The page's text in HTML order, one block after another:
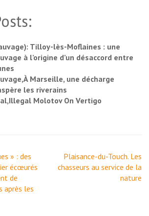
Tilloy-lès-Moflaines : une
à l’origine d’un désaccord entre
Marseille, une décharge
les riverains
Molotov On Vertigo
» : des
écœurés
de
après les
Plaisance-du-Touch. Les
chasseurs au service de la
nature